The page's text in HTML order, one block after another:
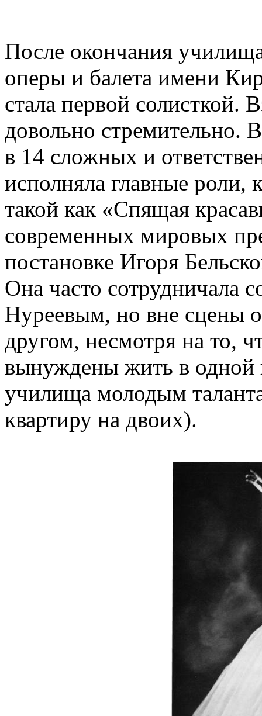
После окончания
оперы и балета имени
стала первой солисткой.
довольно стремительно.
в 14 сложных и
исполняла главные роли,
такой как «Спящая
современных мировых
постановке Игоря
Она часто сотрудничала
Нуреевым, но вне сцены
другом, несмотря на то,
вынуждены жить в одной
училища молодым
квартиру на двоих).